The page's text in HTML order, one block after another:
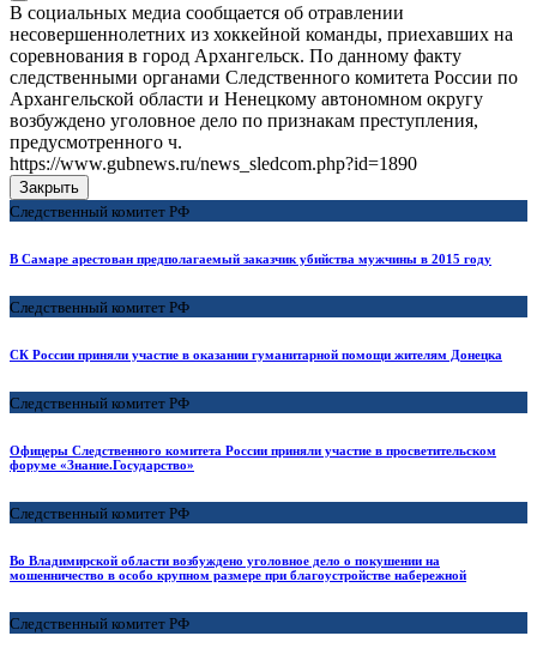
В социальных медиа сообщается об отравлении
несовершеннолетних из хоккейной команды, приехавших на
соревнования в город Архангельск. По данному факту
следственными органами Следственного комитета России по
Архангельской области и Ненецкому автономном округу
возбуждено уголовное дело по признакам преступления,
предусмотренного ч.
https://www.gubnews.ru/news_sledcom.php?id=1890
Закрыть
Следственный комитет РФ
В Самаре арестован предполагаемый заказчик убийства мужчины в 2015 году
Следственный комитет РФ
СК России приняли участие в оказании гуманитарной помощи жителям Донецка
Следственный комитет РФ
Офицеры Следственного комитета России приняли участие в просветительском
форуме «Знание.Государство»
Следственный комитет РФ
Во Владимирской области возбуждено уголовное дело о покушении на
мошенничество в особо крупном размере при благоустройстве набережной
Следственный комитет РФ